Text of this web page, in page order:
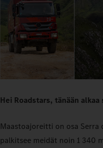
Hei Roadstars, tänään
Maastoajoreitti on osa Serra
palkitsee meidät noin 1 340